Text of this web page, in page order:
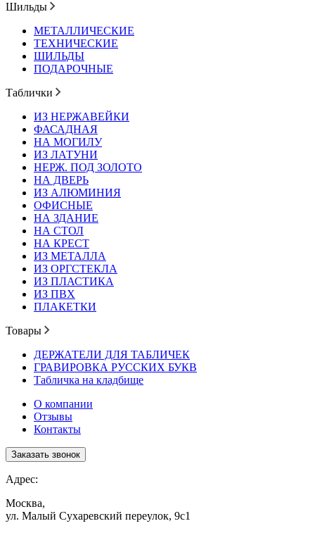
Шильды
МЕТАЛЛИЧЕСКИЕ
ТЕХНИЧЕСКИЕ
ШИЛЬДЫ
ПОДАРОЧНЫЕ
Таблички
ИЗ НЕРЖАВЕЙКИ
ФАСАДНАЯ
НА МОГИЛУ
ИЗ ЛАТУНИ
НЕРЖ. ПОД ЗОЛОТО
НА ДВЕРЬ
ИЗ АЛЮМИНИЯ
ОФИСНЫЕ
НА ЗДАНИЕ
НА СТОЛ
НА КРЕСТ
ИЗ МЕТАЛЛА
ИЗ ОРГСТЕКЛА
ИЗ ПЛАСТИКА
ИЗ ПВХ
ПЛАКЕТКИ
Товары
ДЕРЖАТЕЛИ ДЛЯ ТАБЛИЧЕК
ГРАВИРОВКА РУССКИХ БУКВ
Табличка на кладбище
О компании
Отзывы
Контакты
Заказать звонок
Адрес:
Москва,
ул. Малый Сухаревский переулок, 9с1